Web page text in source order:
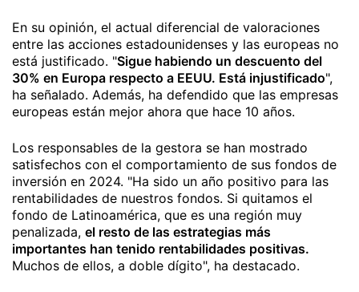
En su opinión, el actual diferencial de valoraciones
entre las acciones estadounidenses y las europeas no
está justificado. "Sigue habiendo un descuento del
30% en Europa respecto a EEUU. Está injustificado",
ha señalado. Además, ha defendido que las empresas
europeas están mejor ahora que hace 10 años.
Los responsables de la gestora se han mostrado
satisfechos con el comportamiento de sus fondos de
inversión en 2024. "Ha sido un año positivo para las
rentabilidades de nuestros fondos. Si quitamos el
fondo de Latinoamérica, que es una región muy
penalizada, el resto de las estrategias más
importantes han tenido rentabilidades positivas.
Muchos de ellos, a doble dígito", ha destacado.